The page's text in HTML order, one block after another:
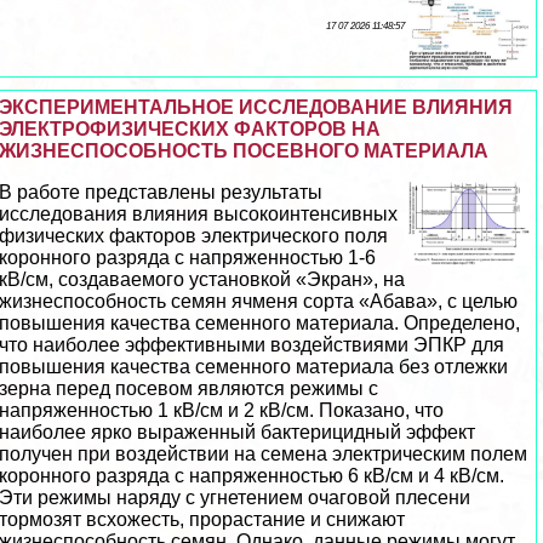
17 07 2026 11:48:57
ЭКСПЕРИМЕНТАЛЬНОЕ ИССЛЕДОВАНИЕ ВЛИЯНИЯ
ЭЛЕКТРОФИЗИЧЕСКИХ ФАКТОРОВ НА
ЖИЗНЕСПОСОБНОСТЬ ПОСЕВНОГО МАТЕРИАЛА
В работе представлены результаты
исследования влияния высокоинтенсивных
физических факторов электрического поля
коронного разряда с напряженностью 1-6
кВ/см, создаваемого установкой «Экран», на
жизнеспособность семян ячменя сорта «Абава», с целью
повышения качества семенного материала. Определено,
что наиболее эффективными воздействиями ЭПКР для
повышения качества семенного материала без отлежки
зерна перед посевом являются режимы с
напряженностью 1 кВ/см и 2 кВ/см. Показано, что
наиболее ярко выраженный бактерицидный эффект
получен при воздействии на семена электрическим полем
коронного разряда с напряженностью 6 кВ/см и 4 кВ/см.
Эти режимы наряду с угнетением очаговой плесени
тормозят всхожесть, прорастание и снижают